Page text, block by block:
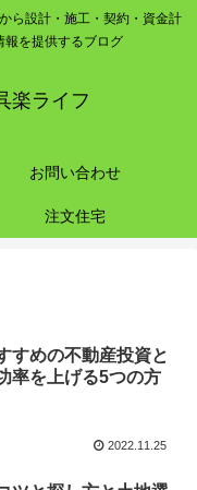
ら設計・施工・契約・資金計
報を提供するブログ
楽ライフ
お問い合わせ
注文住宅
すめの不動産投資と
率を上げる5つの方
2022.11.25